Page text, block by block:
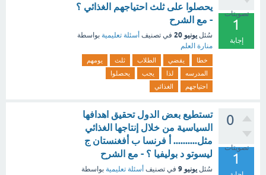
تصويتات
1
إجابة
يحصلوا على ثلث احتياجهم الغذائي ؟
- مع الشرح
سُئل يونيو 20 في تصنيف أسئلة تعليمية بواسطة
منارة العلم
خطا يقضي الطلاب ثلث
يومهم
المدرسه
لذا يجب
يحصلوا
احتياجهم
الغذائي
0
تصويتات
1
تستطيع بعض الدول تحقيق اهدافها
السياسية من خلال إنتاجها الغذائي
مثل.......... أ فرنسا ب أفغنستان ج
ليسوتو د بوليفيا ؟ - مع الشرح
سُئل يونيو 9 في تصنيف أسئلة تعليمية بواسطة